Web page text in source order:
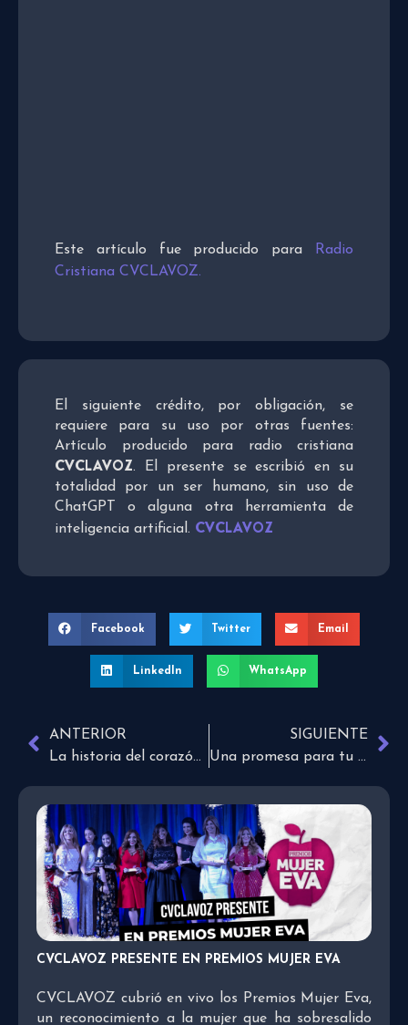
Este artículo fue producido para
Radio
Cristiana CVCLAVOZ.
El siguiente crédito, por obligación, se
requiere para su uso por otras fuentes:
Artículo producido para radio cristiana
CVCLAVOZ. El presente se escribió en su
totalidad por un ser humano, sin uso de
ChatGPT o alguna otra herramienta de
inteligencia artificial. CVCLAVOZ
Facebook Twitter Email
LinkedIn WhatsApp
ANTERIOR
La historia del corazón de una madre.
SIGUIENTE
Una promesa para tu familia
CVCLAVOZ PRESENTE EN PREMIOS MUJER EVA
CVCLAVOZ cubrió en vivo los Premios Mujer Eva,
un reconocimiento a la mujer que ha sobresalido